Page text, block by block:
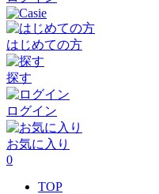
はじめての方
探す
ログイン
お気に入り
0
TOP